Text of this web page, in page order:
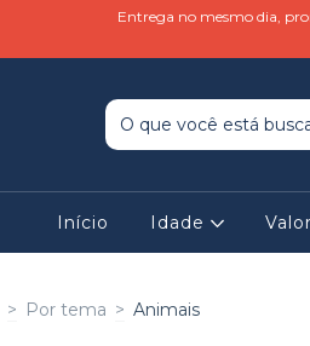
Entrega no mesmo dia,
Início Idade
> Por tema > Animais